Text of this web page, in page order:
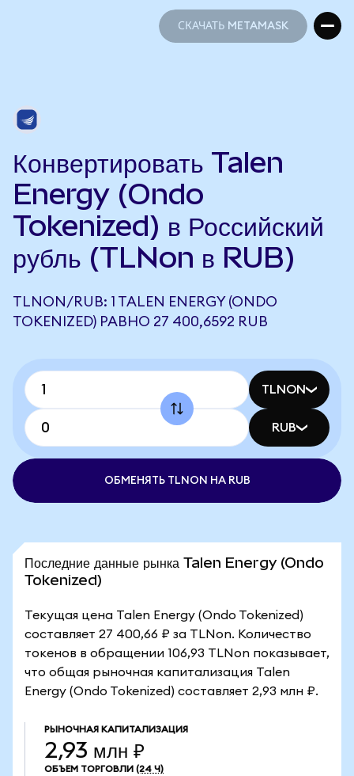
СКАЧАТЬ METAMASK
Конвертировать Talen
Energy (Ondo
Tokenized) в Российский
рубль (TLNon в RUB)
TLNON/RUB: 1 TALEN ENERGY (ONDO
TOKENIZED) РАВНО 27 400,6592 RUB
TLNON
RUB
ОБМЕНЯТЬ TLNON НА RUB
Последние данные рынка Talen Energy (Ondo
Tokenized)
Текущая цена Talen Energy (Ondo Tokenized)
составляет 27 400,66 ₽ за TLNon. Количество
токенов в обращении 106,93 TLNon показывает,
что общая рыночная капитализация Talen
Energy (Ondo Tokenized) составляет 2,93 млн ₽.
РЫНОЧНАЯ КАПИТАЛИЗАЦИЯ
2,93 млн ₽
ОБЪЕМ ТОРГОВЛИ (24 Ч)